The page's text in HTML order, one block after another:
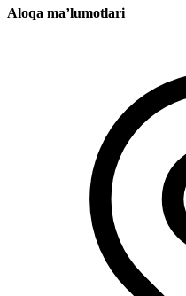
Aloqa ma’lumotlari